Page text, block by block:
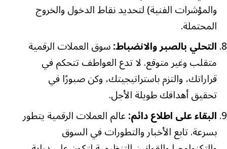
والمؤشرات الفنية) لتحديد نقاط الدخول والخروج
المحتملة.
التحلي بالصبر والانضباط:سوق العملات الرقمية
متقلب وغير متوقع. لا تدع العواطف تتحكم في
قراراتك، والتزم باستراتيجيتك، وكن صبورًا في
تحقيق أهدافك طويلة الأجل.
البقاء على اطلاع دائم:عالم العملات الرقمية يتطور
بسرعة. تابع الأخبار والتطورات في السوق